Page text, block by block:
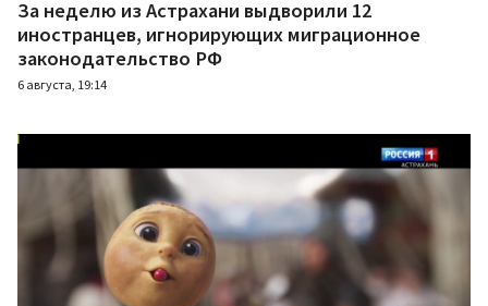
За неделю из Астрахани выдворили 12
иностранцев, игнорирующих миграционное
законодательство РФ
6 августа, 19:14